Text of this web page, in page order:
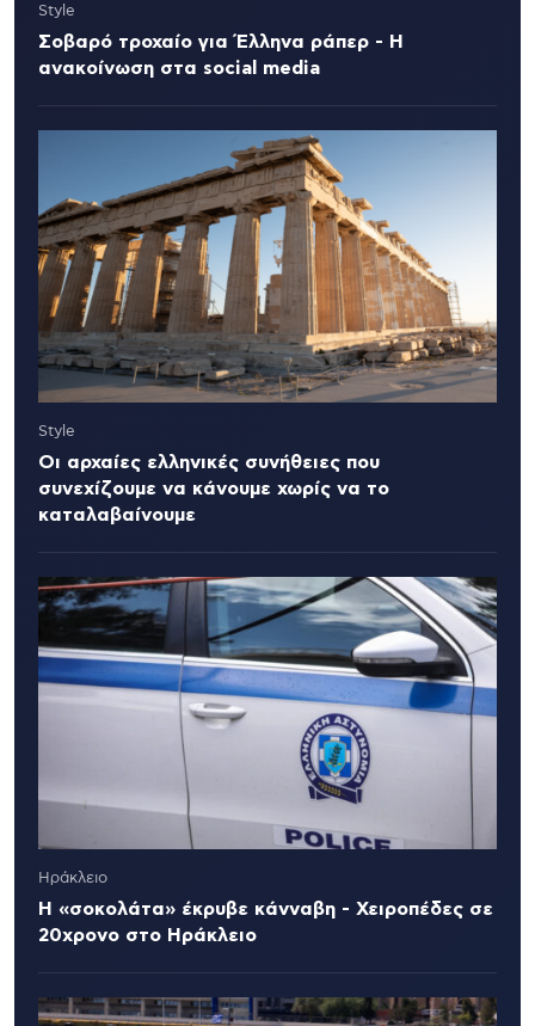
Style
Σοβαρό τροχαίο για Έλληνα ράπερ - Η
ανακοίνωση στα social media
Style
Οι αρχαίες ελληνικές συνήθειες που
συνεχίζουμε να κάνουμε χωρίς να το
καταλαβαίνουμε
Ηράκλειο
Η «σοκολάτα» έκρυβε κάνναβη - Χειροπέδες σε
20χρονο στο Ηράκλειο